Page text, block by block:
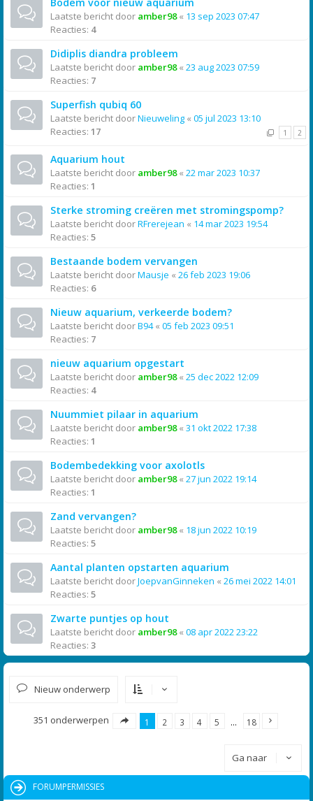
Laatste bericht door amber98« 13 sep 2023 07:47
Reacties: 4
Didiplis diandra probleem
Laatste bericht door amber98« 23 aug 2023 07:59
Reacties: 7
Superfish qubiq 60
Laatste bericht doorNieuweling « 05 jul 2023 13:10
Reacties: 17 1 2
Aquarium hout
Laatste bericht door amber98« 22 mar 2023 10:37
Reacties: 1
Sterke stroming creëren met stromingspomp?
Laatste bericht doorRFrerejean « 14 mar 2023 19:54
Reacties: 5
Bestaande bodem vervangen
Laatste bericht doorMausje « 26 feb 2023 19:06
Reacties: 6
Nieuw aquarium, verkeerde bodem?
Laatste bericht doorB94« 05 feb 2023 09:51
Reacties: 7
nieuw aquarium opgestart
Laatste bericht door amber98« 25 dec 2022 12:09
Reacties: 4
Nuummiet pilaar in aquarium
Laatste bericht door amber98« 31 okt 2022 17:38
Reacties: 1
Bodembedekking voor axolotls
Laatste bericht door amber98« 27 jun 2022 19:14
Reacties: 1
Zand vervangen?
Laatste bericht door amber98« 18 jun 2022 10:19
Reacties: 5
Aantal planten opstarten aquarium
Laatste bericht doorJoepvanGinneken « 26 mei 2022 14:01
Reacties: 5
Zwarte puntjes op hout
Laatste bericht door amber98« 08 apr 2022 23:22
Reacties: 3
Nieuw onderwerp
351 onderwerpen 1 2 3 4 5 … 18
Ga naar
FORUMPERMISSIES